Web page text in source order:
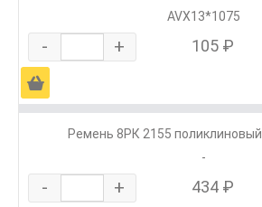
AVX13*1075
- + 105 ₽
Ä
Ремень 8РК 2155 поликлиновый
-
- + 434 ₽